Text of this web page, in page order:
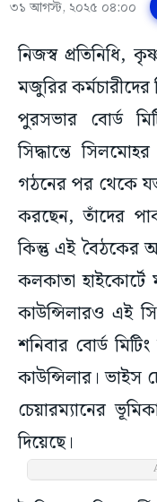
৩১ আগস্ট, ২০২৫ ০৪:০০
নিজস্ব প্রতিনিধি,
মজুরির
পুরসভার বোর্ড
সিদ্ধান্তে
গঠনের পর থেকে
করছেন, তাঁদের
কিন্তু এই বৈঠকের
কলকাতা
কাউন্সিলারও এই
শনিবার বোর্ড
কাউন্সিলার। ভাইস
চেয়ারম্যানের
দিয়েছে।